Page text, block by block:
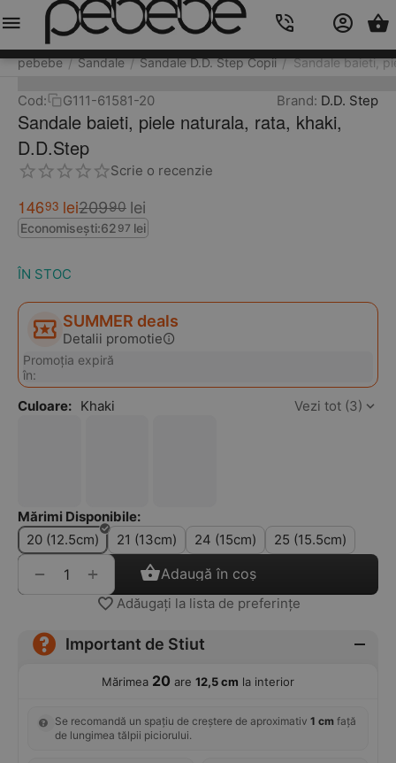
pebebe / Sandale / Sandale D.D. Step Copii / Sandale baieti,
Cod: G111-61581-20 Brand: D.D. Step
Sandale baieti, piele naturala, rata, khaki,
D.D.Step
Scrie o recenzie
14693 lei20990 lei
Economisești:62 97 lei
ÎN STOC
SUMMER deals
Detalii promotie
Promoția expiră
în:
Culoare: Khaki Vezi tot (3)
Mărimi Disponibile:
20 (12.5cm)
21 (13cm) 24 (15cm) 25 (15.5cm)
+
− Adaugă în coș
Adăugați la lista de preferințe
Important de Stiut
Mărimea 20 are 12,5 cm la interior
Se recomandă un spațiu de creștere de aproximativ 1 cm față
de lungimea tălpii piciorului.
Meniu Caută Cos